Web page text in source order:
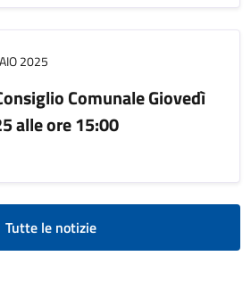
2025
Comunale Giovedì
alle ore 15:00
Tutte le notizie